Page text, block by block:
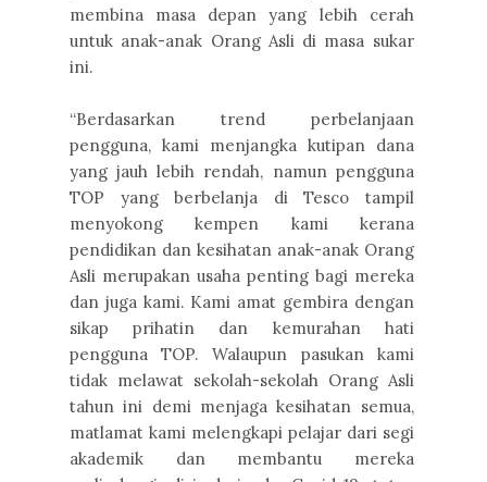
membina masa depan yang lebih cerah
untuk anak-anak Orang Asli di masa sukar
ini.
“Berdasarkan trend perbelanjaan
pengguna, kami menjangka kutipan dana
yang jauh lebih rendah, namun pengguna
TOP yang berbelanja di Tesco tampil
menyokong kempen kami kerana
pendidikan dan kesihatan anak-anak Orang
Asli merupakan usaha penting bagi mereka
dan juga kami. Kami amat gembira dengan
sikap prihatin dan kemurahan hati
pengguna TOP. Walaupun pasukan kami
tidak melawat sekolah-sekolah Orang Asli
tahun ini demi menjaga kesihatan semua,
matlamat kami melengkapi pelajar dari segi
akademik dan membantu mereka